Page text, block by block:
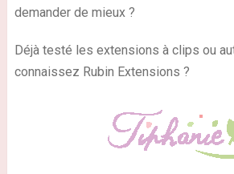
demander de mieux ?
Déjà testé les extensions à clips ou
connaissez Rubin Extensions ?